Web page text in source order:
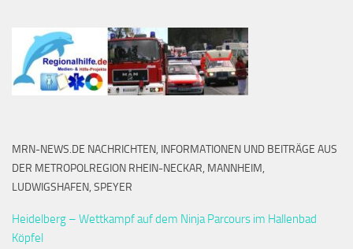
MRN-NEWS.DE NACHRICHTEN, INFORMATIONEN UND BEITRÄGE AUS
DER METROPOLREGION RHEIN-NECKAR, MANNHEIM,
LUDWIGSHAFEN, SPEYER
Heidelberg – Wettkampf auf dem Ninja Parcours im Hallenbad
Köpfel